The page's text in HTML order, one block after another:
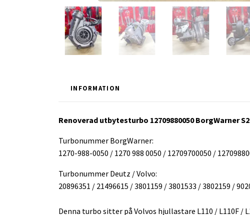
INFORMATION
Renoverad utbytesturbo 12709880050 BorgWarner
Turbonummer BorgWarner:
1270-988-0050 / 1270 988 0050 / 12709700050 /
Turbonummer Deutz / Volvo:
20896351 / 21496615 / 3801159 / 3801533 / 3802159 /
Denna turbo sitter på Volvos hjullastare L110 / L110F /